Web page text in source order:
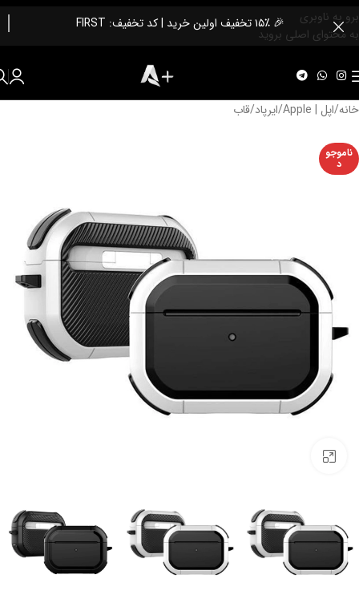
برو به ناوبری
به محتوای اصلی بروید
🎉 ۱۵٪ تخفیف اولین خرید | کد تخفیف: FIRST
خانه/اپل | Apple /ایرپاد/قاب
ناموجو
د